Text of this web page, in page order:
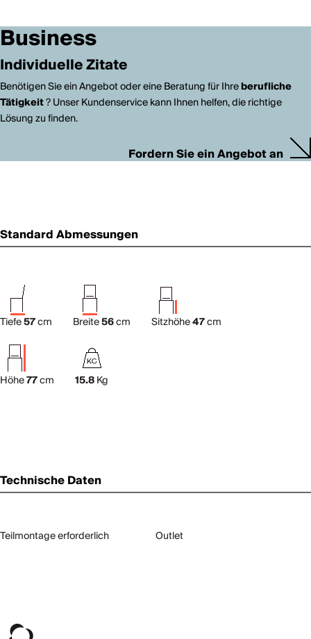
Business
Individuelle Zitate
Benötigen Sie ein Angebot oder eine Beratung für Ihreberufliche
Tätigkeit? Unser Kundenservice kann Ihnen helfen, die richtige
Lösung zu finden.
Fordern Sie ein Angebot an
Standard Abmessungen
Tiefe57cm Breite56cm Sitzhöhe47cm
Höhe77cm 15.8Kg
Technische Daten
Teilmontage erforderlich Outlet